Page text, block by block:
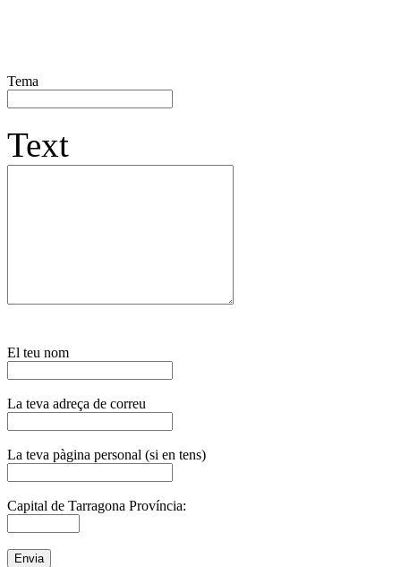
Tema
Text
El teu nom
La teva adreça de correu
La teva pàgina personal (si en tens)
Capital de Tarragona Província: